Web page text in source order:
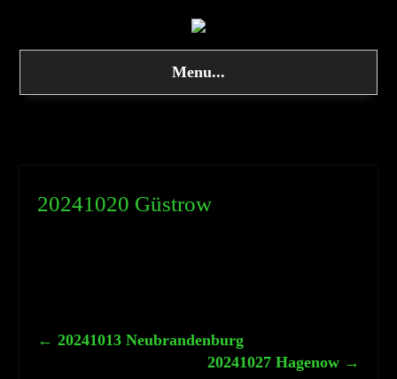
Menu...
20241020 Güstrow
← 20241013 Neubrandenburg
20241027 Hagenow →